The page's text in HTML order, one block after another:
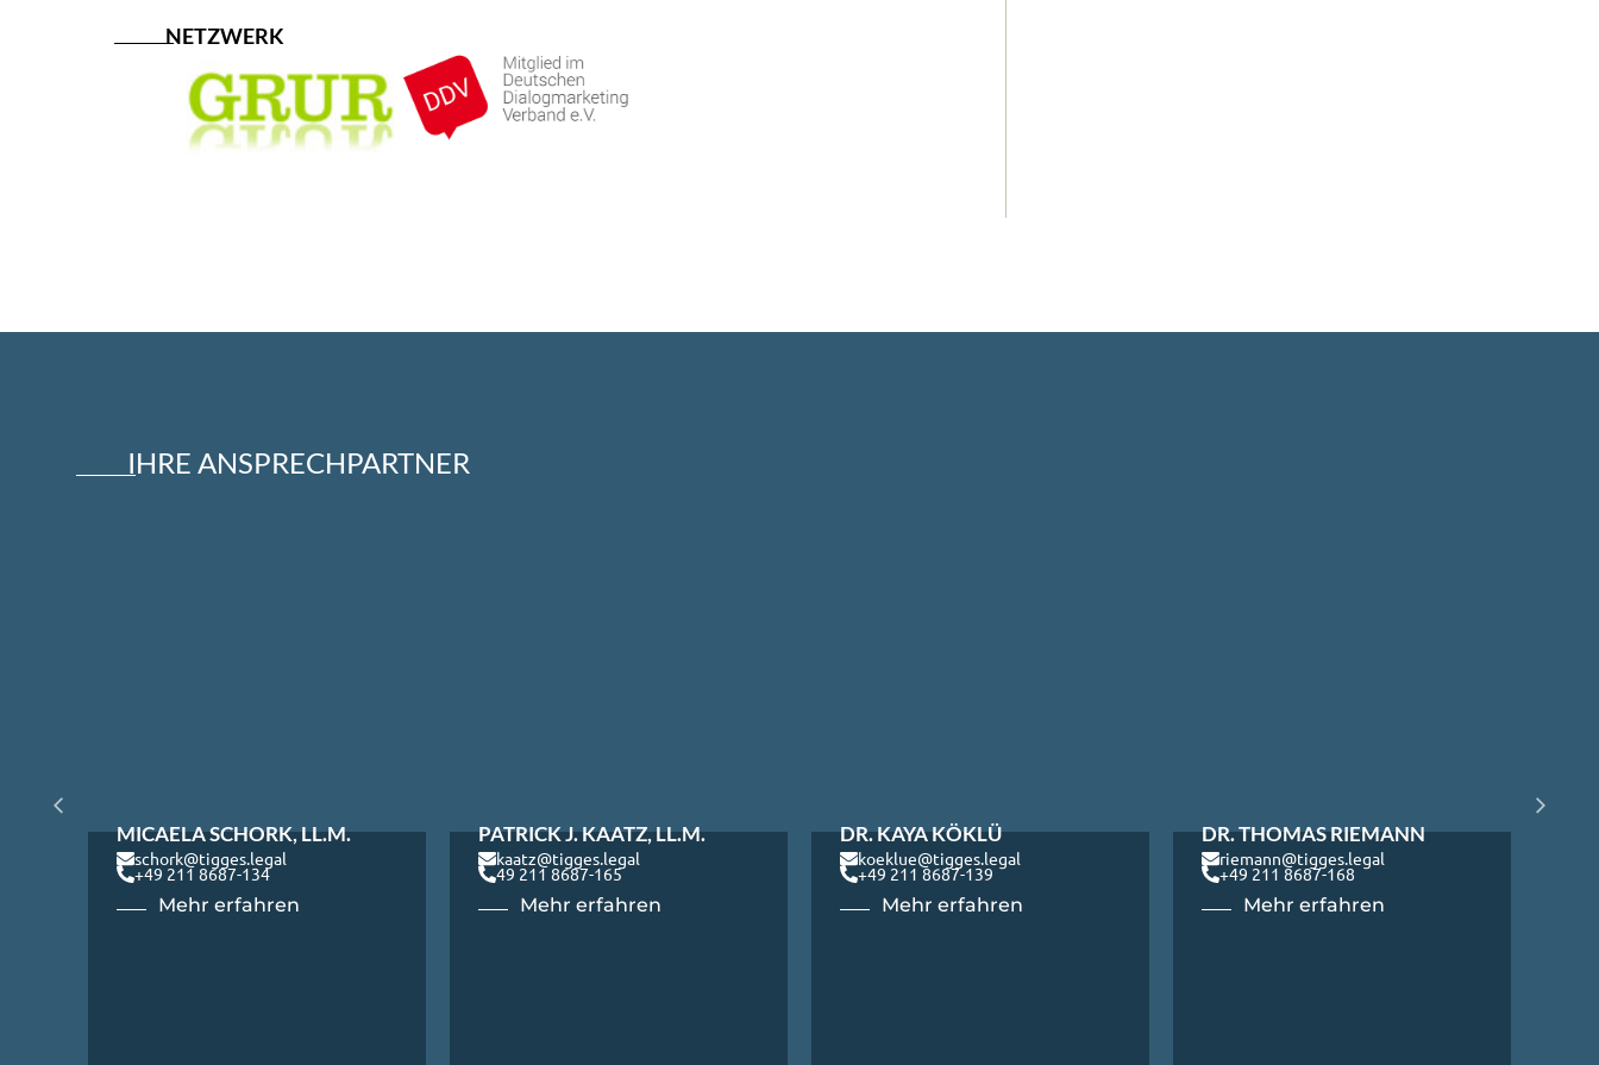
NETZWERK
IHRE ANSPRECHPARTNER
MICAELA SCHORK, LL.M.
schork@tigges.legal
+49 211 8687-134
Mehr erfahren
PATRICK J. KAATZ, LL.M.
kaatz@tigges.legal
49 211 8687-165
Mehr erfahren
DR. KAYA KÖKLÜ
koeklue@tigges.legal
+49 211 8687-139
Mehr erfahren
DR. THOMAS RIEMANN
riemann@tigges.legal
+49 211 8687-168
Mehr erfahren